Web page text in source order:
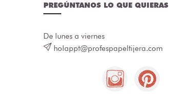
PREGÚNTANOS LO QUE QUIERAS
De lunes a viernes
holappt@profespapeltijera.com